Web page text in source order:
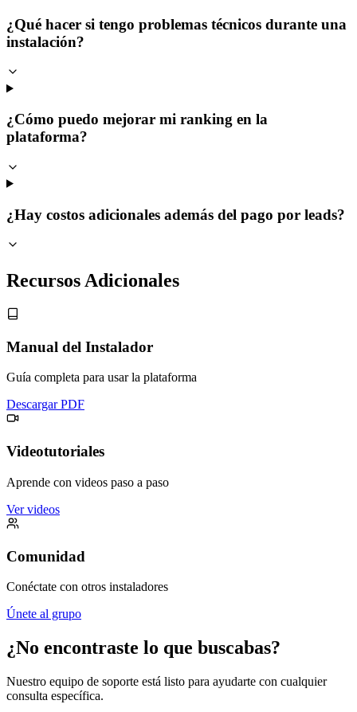
¿Qué hacer si tengo problemas técnicos durante una
instalación?
¿Cómo puedo mejorar mi ranking en la
plataforma?
¿Hay costos adicionales además del pago por leads?
Recursos Adicionales
Manual del Instalador
Guía completa para usar la plataforma
Descargar PDF
Videotutoriales
Aprende con videos paso a paso
Ver videos
Comunidad
Conéctate con otros instaladores
Únete al grupo
¿No encontraste lo que buscabas?
Nuestro equipo de soporte está listo para ayudarte con cualquier
consulta específica.